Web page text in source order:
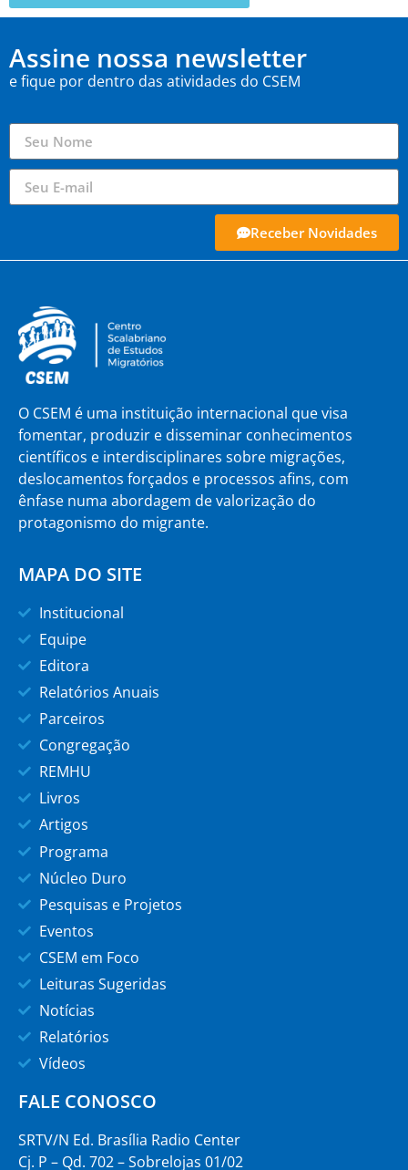
Assine nossa newsletter
e fique por dentro das atividades do CSEM
Receber Novidades
O CSEM é uma instituição internacional que visa
fomentar, produzir e disseminar conhecimentos
científicos e interdisciplinares sobre migrações,
deslocamentos forçados e processos afins, com
ênfase numa abordagem de valorização do
protagonismo do migrante.
MAPA DO SITE
Institucional
Equipe
Editora
Relatórios Anuais
Parceiros
Congregação
REMHU
Livros
Artigos
Programa
Núcleo Duro
Pesquisas e Projetos
Eventos
CSEM em Foco
Leituras Sugeridas
Notícias
Relatórios
Vídeos
FALE CONOSCO
SRTV/N Ed. Brasília Radio Center
Cj. P – Qd. 702 – Sobrelojas 01/02